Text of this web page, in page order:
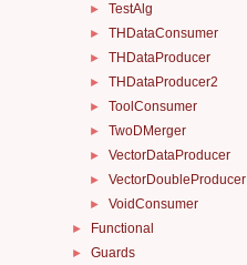
► TestAlg
► THDataConsumer
► THDataProducer
► THDataProducer2
► ToolConsumer
► TwoDMerger
► VectorDataProducer
► VectorDoubleProducer
► VoidConsumer
► Functional
► Guards